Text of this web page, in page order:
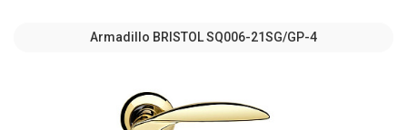
Armadillo BRISTOL SQ006-21SG/GP-4